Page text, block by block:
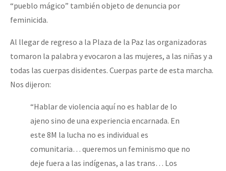
la naturaleza bajo asedio)
Libros para descargar
Medios Libres
COVID-19
Eventos
Contacto
“pueblo mágico” también objeto de denuncia por
feminicida.
Al llegar de regreso a la Plaza de la Paz las organizadoras
tomaron la palabra y evocaron a las mujeres, a las niñas y a
todas las cuerpas disidentes. Cuerpas parte de esta marcha.
Nos dijeron:
“Hablar de violencia aquí no es hablar de lo
ajeno sino de una experiencia encarnada. En
este 8M la lucha no es individual es
comunitaria… queremos un feminismo que no
deje fuera a las indígenas, a las trans… Los